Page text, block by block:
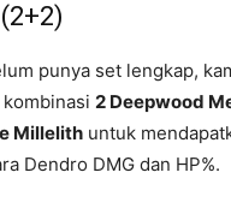
punya set lengkap,
2 Deepwood
Millelith untuk
Dendro DMG dan HP%.